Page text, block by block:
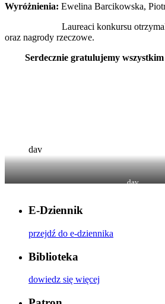
Wyróżnienia: Ewelina Barcikowska,
Laureaci konkursu otrzymali
oraz nagrody rzeczowe.
Serdecznie gratulujemy wszystkim
dav
dav
E-Dziennik
przejdź do e-dziennika
Biblioteka
dowiedz się więcej